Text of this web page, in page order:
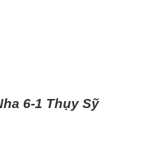
6-1 Thụy Sỹ